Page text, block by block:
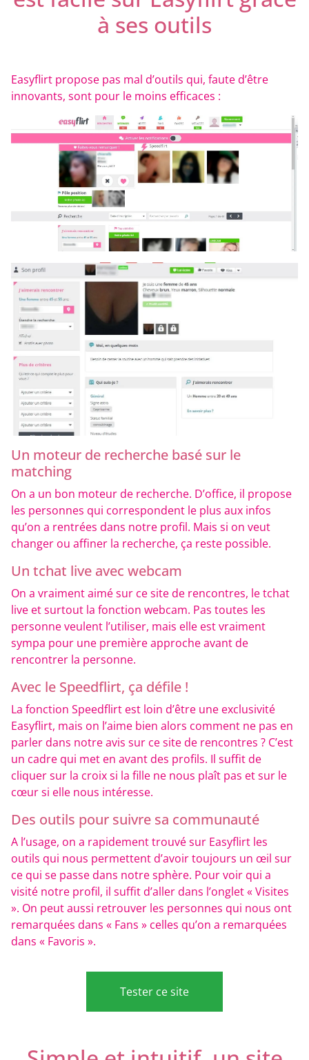
à ses outils
Easyflirt propose pas mal d’outils qui, faute d’être
innovants, sont pour le moins efficaces :
Un moteur de recherche basé sur le
matching
On a un bon moteur de recherche. D’office, il propose
les personnes qui correspondent le plus aux infos
qu’on a rentrées dans notre profil. Mais si on veut
changer ou affiner la recherche, ça reste possible.
Un tchat live avec webcam
On a vraiment aimé sur ce site de rencontres, le tchat
live et surtout la fonction webcam. Pas toutes les
personne veulent l’utiliser, mais elle est vraiment
sympa pour une première approche avant de
rencontrer la personne.
Avec le Speedflirt, ça défile !
La fonction Speedflirt est loin d’être une exclusivité
Easyflirt, mais on l’aime bien alors comment ne pas en
parler dans notre avis sur ce site de rencontres ? C’est
un cadre qui met en avant des profils. Il suffit de
cliquer sur la croix si la fille ne nous plaît pas et sur le
cœur si elle nous intéresse.
Des outils pour suivre sa communauté
A l’usage, on a rapidement trouvé sur Easyflirt les
outils qui nous permettent d’avoir toujours un œil sur
ce qui se passe dans notre sphère. Pour voir qui a
visité notre profil, il suffit d’aller dans l’onglet « Visites
». On peut aussi retrouver les personnes qui nous ont
remarquées dans « Fans » celles qu’on a remarquées
dans « Favoris ».
Tester ce site